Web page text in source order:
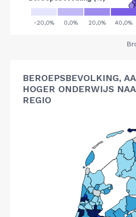
BEROEPSBEVOLKING,
HOGER ONDERWIJS
REGIO